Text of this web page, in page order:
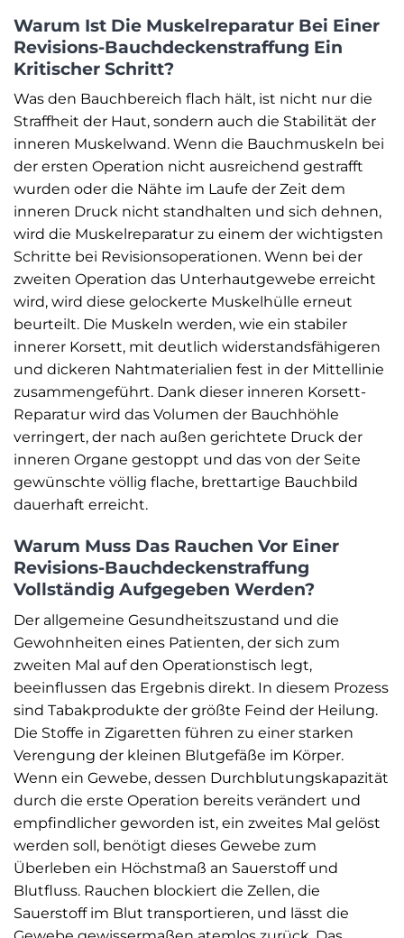
Warum Ist Die Muskelreparatur Bei Einer
Revisions-Bauchdeckenstraffung Ein
Kritischer Schritt?
Was den Bauchbereich flach hält, ist nicht nur die
Straffheit der Haut, sondern auch die Stabilität der
inneren Muskelwand. Wenn die Bauchmuskeln bei
der ersten Operation nicht ausreichend gestrafft
wurden oder die Nähte im Laufe der Zeit dem
inneren Druck nicht standhalten und sich dehnen,
wird die Muskelreparatur zu einem der wichtigsten
Schritte bei Revisionsoperationen. Wenn bei der
zweiten Operation das Unterhautgewebe erreicht
wird, wird diese gelockerte Muskelhülle erneut
beurteilt. Die Muskeln werden, wie ein stabiler
innerer Korsett, mit deutlich widerstandsfähigeren
und dickeren Nahtmaterialien fest in der Mittellinie
zusammengeführt. Dank dieser inneren Korsett-
Reparatur wird das Volumen der Bauchhöhle
verringert, der nach außen gerichtete Druck der
inneren Organe gestoppt und das von der Seite
gewünschte völlig flache, brettartige Bauchbild
dauerhaft erreicht.
Warum Muss Das Rauchen Vor Einer
Revisions-Bauchdeckenstraffung
Vollständig Aufgegeben Werden?
Der allgemeine Gesundheitszustand und die
Gewohnheiten eines Patienten, der sich zum
zweiten Mal auf den Operationstisch legt,
beeinflussen das Ergebnis direkt. In diesem Prozess
sind Tabakprodukte der größte Feind der Heilung.
Die Stoffe in Zigaretten führen zu einer starken
Verengung der kleinen Blutgefäße im Körper.
Wenn ein Gewebe, dessen Durchblutungskapazität
durch die erste Operation bereits verändert und
empfindlicher geworden ist, ein zweites Mal gelöst
werden soll, benötigt dieses Gewebe zum
Überleben ein Höchstmaß an Sauerstoff und
Blutfluss. Rauchen blockiert die Zellen, die
Sauerstoff im Blut transportieren, und lässt die